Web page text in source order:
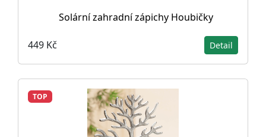
Solární zahradní zápichy Houbičky
449 Kč Detail
TOP